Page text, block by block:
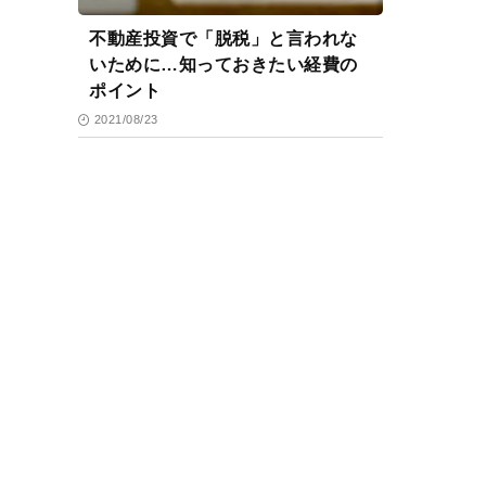
不動産投資で「脱税」と言われな
いために…知っておきたい経費の
ポイント
2021/08/23